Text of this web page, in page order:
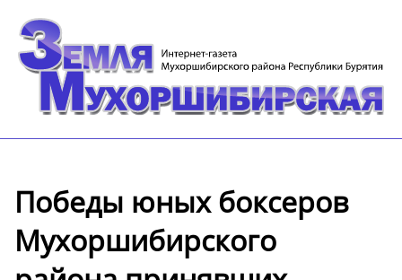
Победы юных боксеров
Мухоршибирского